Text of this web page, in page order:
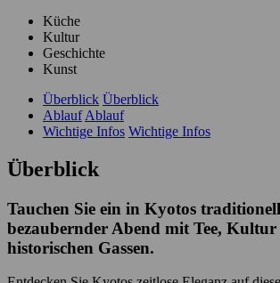
Küche
Kultur
Geschichte
Kunst
Überblick Überblick
Ablauf Ablauf
Wichtige Infos Wichtige Infos
Überblick
Tauchen Sie ein in Kyotos
bezaubernder Abend mit Tee,
historischen Gassen.